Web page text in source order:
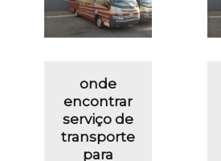
onde
encontrar
serviço de
transporte
para